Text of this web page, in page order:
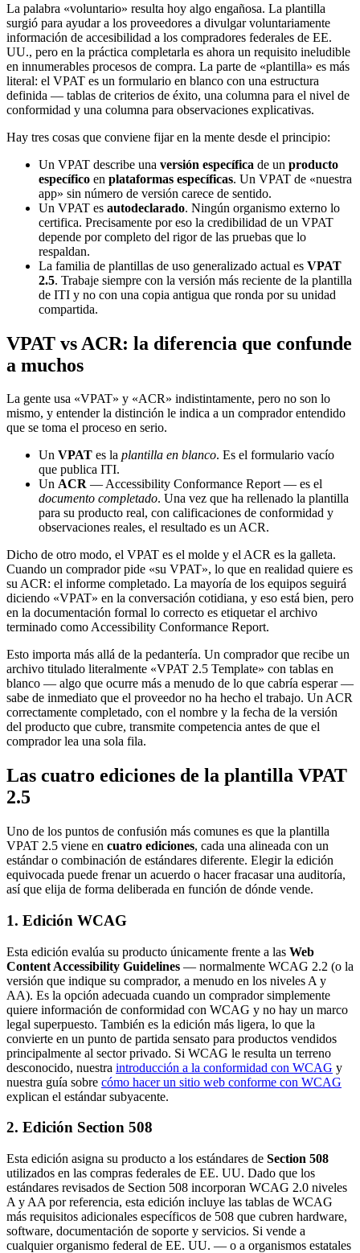
La palabra «voluntario» resulta hoy algo engañosa. La plantilla
surgió para ayudar a los proveedores a divulgar voluntariamente
información de accesibilidad a los compradores federales de EE.
UU., pero en la práctica completarla es ahora un requisito ineludible
en innumerables procesos de compra. La parte de «plantilla» es más
literal: el VPAT es un formulario en blanco con una estructura
definida — tablas de criterios de éxito, una columna para el nivel de
conformidad y una columna para observaciones explicativas.
Hay tres cosas que conviene fijar en la mente desde el principio:
Un VPAT describe una versión específica de un producto
específico en plataformas específicas. Un VPAT de «nuestra
app» sin número de versión carece de sentido.
Un VPAT es autodeclarado. Ningún organismo externo lo
certifica. Precisamente por eso la credibilidad de un VPAT
depende por completo del rigor de las pruebas que lo
respaldan.
La familia de plantillas de uso generalizado actual es VPAT
2.5. Trabaje siempre con la versión más reciente de la plantilla
de ITI y no con una copia antigua que ronda por su unidad
compartida.
VPAT vs ACR: la diferencia que confunde
a muchos
La gente usa «VPAT» y «ACR» indistintamente, pero no son lo
mismo, y entender la distinción le indica a un comprador entendido
que se toma el proceso en serio.
Un VPAT es la plantilla en blanco. Es el formulario vacío
que publica ITI.
Un ACR — Accessibility Conformance Report — es el
documento completado. Una vez que ha rellenado la plantilla
para su producto real, con calificaciones de conformidad y
observaciones reales, el resultado es un ACR.
Dicho de otro modo, el VPAT es el molde y el ACR es la galleta.
Cuando un comprador pide «su VPAT», lo que en realidad quiere es
su ACR: el informe completado. La mayoría de los equipos seguirá
diciendo «VPAT» en la conversación cotidiana, y eso está bien, pero
en la documentación formal lo correcto es etiquetar el archivo
terminado como Accessibility Conformance Report.
Esto importa más allá de la pedantería. Un comprador que recibe un
archivo titulado literalmente «VPAT 2.5 Template» con tablas en
blanco — algo que ocurre más a menudo de lo que cabría esperar —
sabe de inmediato que el proveedor no ha hecho el trabajo. Un ACR
correctamente completado, con el nombre y la fecha de la versión
del producto que cubre, transmite competencia antes de que el
comprador lea una sola fila.
Las cuatro ediciones de la plantilla VPAT
2.5
Uno de los puntos de confusión más comunes es que la plantilla
VPAT 2.5 viene en cuatro ediciones, cada una alineada con un
estándar o combinación de estándares diferente. Elegir la edición
equivocada puede frenar un acuerdo o hacer fracasar una auditoría,
así que elija de forma deliberada en función de dónde vende.
1. Edición WCAG
Esta edición evalúa su producto únicamente frente a las Web
Content Accessibility Guidelines — normalmente WCAG 2.2 (o la
versión que indique su comprador, a menudo en los niveles A y
AA). Es la opción adecuada cuando un comprador simplemente
quiere información de conformidad con WCAG y no hay un marco
legal superpuesto. También es la edición más ligera, lo que la
convierte en un punto de partida sensato para productos vendidos
principalmente al sector privado. Si WCAG le resulta un terreno
desconocido, nuestra introducción a la conformidad con WCAG y
nuestra guía sobre cómo hacer un sitio web conforme con WCAG
explican el estándar subyacente.
2. Edición Section 508
Esta edición asigna su producto a los estándares de Section 508
utilizados en las compras federales de EE. UU. Dado que los
estándares revisados de Section 508 incorporan WCAG 2.0 niveles
A y AA por referencia, esta edición incluye las tablas de WCAG
más requisitos adicionales específicos de 508 que cubren hardware,
software, documentación de soporte y servicios. Si vende a
cualquier organismo federal de EE. UU. — o a organismos estatales